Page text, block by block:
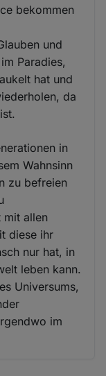
bekommen
und
Paradies,
hat und
da
in
Wahnsinn
zu befreien
mit allen
diese ihr
nur hat, in
leben kann.
Universums,
im